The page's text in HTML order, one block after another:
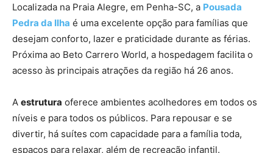
Localizada na Praia Alegre, em Penha-SC, a Pousada
Pedra da Ilha é uma excelente opção para famílias que
desejam conforto, lazer e praticidade durante as férias.
Próxima ao Beto Carrero World, a hospedagem facilita o
acesso às principais atrações da região há 26 anos.
A estrutura oferece ambientes acolhedores em todos os
níveis e para todos os públicos. Para repousar e se
divertir, há suítes com capacidade para a família toda,
espaços para relaxar, além de recreação infantil.